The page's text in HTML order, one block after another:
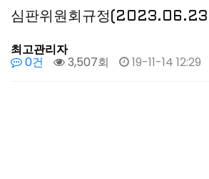
심판위원회규정(2023.06.23.
최고관리자
0건 3,507회 19-11-14 12:29